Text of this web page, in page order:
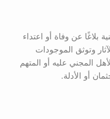
بلاغًا عن وفاة أو اعتداء
وتوثق الموجودات
المجني عليه أو المتهم
أو الأدلة.